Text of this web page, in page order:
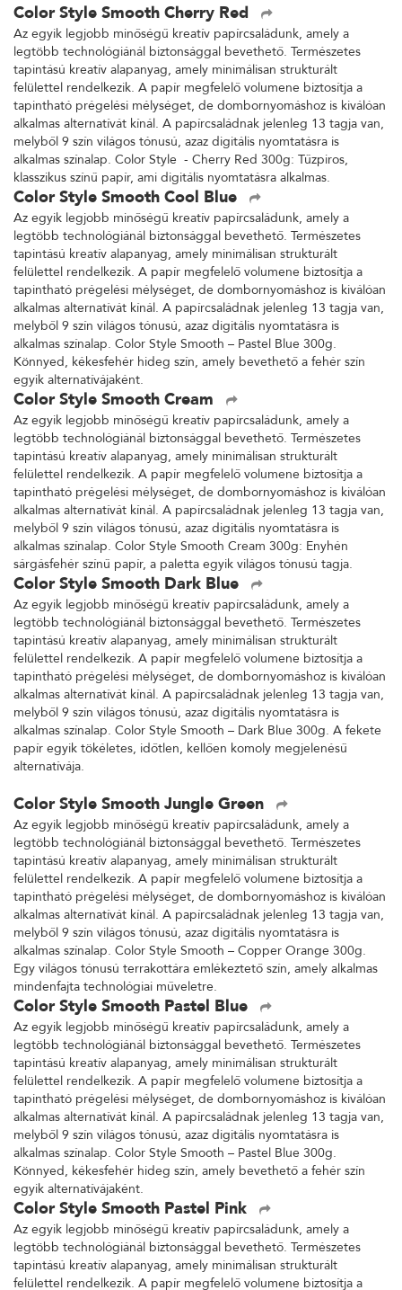
Color Style Smooth Cherry Red
Az egyik legjobb minőségű kreatív papírcsaládunk, amely a
legtöbb technológiánál biztonsággal bevethető. Természetes
tapintású kreatív alapanyag, amely minimálisan strukturált
felülettel rendelkezik. A papír megfelelő volumene biztosítja a
tapintható prégelési mélységet, de dombornyomáshoz is kiválóan
alkalmas alternatívát kínál. A papírcsaládnak jelenleg 13 tagja van,
melyből 9 szín világos tónusú, azaz digitális nyomtatásra is
alkalmas színalap. Color Style - Cherry Red 300g: Tűzpiros,
klasszikus színű papír, ami digitális nyomtatásra alkalmas.
Color Style Smooth Cool Blue
Az egyik legjobb minőségű kreatív papírcsaládunk, amely a
legtöbb technológiánál biztonsággal bevethető. Természetes
tapintású kreatív alapanyag, amely minimálisan strukturált
felülettel rendelkezik. A papír megfelelő volumene biztosítja a
tapintható prégelési mélységet, de dombornyomáshoz is kiválóan
alkalmas alternatívát kínál. A papírcsaládnak jelenleg 13 tagja van,
melyből 9 szín világos tónusú, azaz digitális nyomtatásra is
alkalmas színalap. Color Style Smooth – Pastel Blue 300g.
Könnyed, kékesfehér hideg szín, amely bevethető a fehér szín
egyik alternatívájaként.
Color Style Smooth Cream
Az egyik legjobb minőségű kreatív papírcsaládunk, amely a
legtöbb technológiánál biztonsággal bevethető. Természetes
tapintású kreatív alapanyag, amely minimálisan strukturált
felülettel rendelkezik. A papír megfelelő volumene biztosítja a
tapintható prégelési mélységet, de dombornyomáshoz is kiválóan
alkalmas alternatívát kínál. A papírcsaládnak jelenleg 13 tagja van,
melyből 9 szín világos tónusú, azaz digitális nyomtatásra is
alkalmas színalap. Color Style Smooth Cream 300g: Enyhén
sárgásfehér színű papír, a paletta egyik világos tónusú tagja.
Color Style Smooth Dark Blue
Az egyik legjobb minőségű kreatív papírcsaládunk, amely a
legtöbb technológiánál biztonsággal bevethető. Természetes
tapintású kreatív alapanyag, amely minimálisan strukturált
felülettel rendelkezik. A papír megfelelő volumene biztosítja a
tapintható prégelési mélységet, de dombornyomáshoz is kiválóan
alkalmas alternatívát kínál. A papírcsaládnak jelenleg 13 tagja van,
melyből 9 szín világos tónusú, azaz digitális nyomtatásra is
alkalmas színalap. Color Style Smooth – Dark Blue 300g. A fekete
papír egyik tökéletes, időtlen, kellően komoly megjelenésű
alternatívája.
Color Style Smooth Jungle Green
Az egyik legjobb minőségű kreatív papírcsaládunk, amely a
legtöbb technológiánál biztonsággal bevethető. Természetes
tapintású kreatív alapanyag, amely minimálisan strukturált
felülettel rendelkezik. A papír megfelelő volumene biztosítja a
tapintható prégelési mélységet, de dombornyomáshoz is kiválóan
alkalmas alternatívát kínál. A papírcsaládnak jelenleg 13 tagja van,
melyből 9 szín világos tónusú, azaz digitális nyomtatásra is
alkalmas színalap. Color Style Smooth – Copper Orange 300g.
Egy világos tónusú terrakottára emlékeztető szín, amely alkalmas
mindenfajta technológiai műveletre.
Color Style Smooth Pastel Blue
Az egyik legjobb minőségű kreatív papírcsaládunk, amely a
legtöbb technológiánál biztonsággal bevethető. Természetes
tapintású kreatív alapanyag, amely minimálisan strukturált
felülettel rendelkezik. A papír megfelelő volumene biztosítja a
tapintható prégelési mélységet, de dombornyomáshoz is kiválóan
alkalmas alternatívát kínál. A papírcsaládnak jelenleg 13 tagja van,
melyből 9 szín világos tónusú, azaz digitális nyomtatásra is
alkalmas színalap. Color Style Smooth – Pastel Blue 300g.
Könnyed, kékesfehér hideg szín, amely bevethető a fehér szín
egyik alternatívájaként.
Color Style Smooth Pastel Pink
Az egyik legjobb minőségű kreatív papírcsaládunk, amely a
legtöbb technológiánál biztonsággal bevethető. Természetes
tapintású kreatív alapanyag, amely minimálisan strukturált
felülettel rendelkezik. A papír megfelelő volumene biztosítja a